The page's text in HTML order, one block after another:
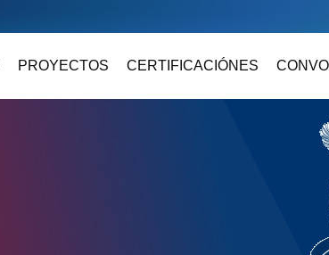
PROYECTOS CERTIFICACIÓNES